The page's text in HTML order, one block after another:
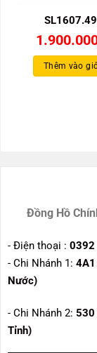
Thêm vào
Đồng Hồ
- Điện thoại : 0392
- Chi Nhánh 1: 4A1
Nước)
- Chi Nhánh 2: 530
Tỉnh)